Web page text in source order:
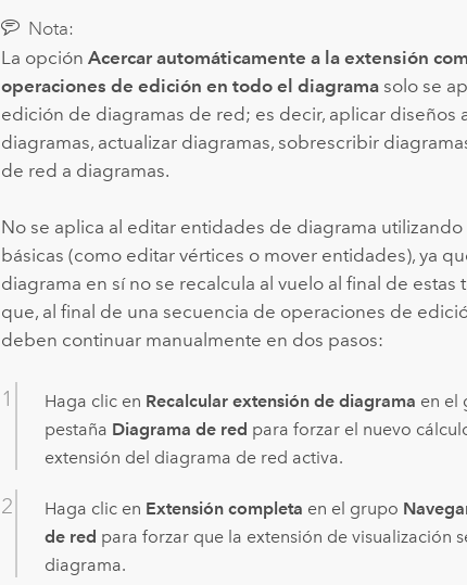
Nota:
La opción Acercar automáticamente a la extensión
operaciones de edición en todo el diagramasolo se
edición de diagramas de red; es decir, aplicar diseños
diagramas, actualizar diagramas, sobrescribir
de red a diagramas.
No se aplica al editar entidades de diagrama
básicas (como editar vértices o mover entidades), ya
diagrama en sí no se recalcula al vuelo al final de estas
que, al final de una secuencia de operaciones de
deben continuar manualmente en dos pasos:
Haga clic en Recalcular extensión de diagrama en el
pestaña Diagrama de red para forzar el nuevo
extensión del diagrama de red activa.
Haga clic en Extensión completa en el grupo
de red para forzar que la extensión de visualización
diagrama.